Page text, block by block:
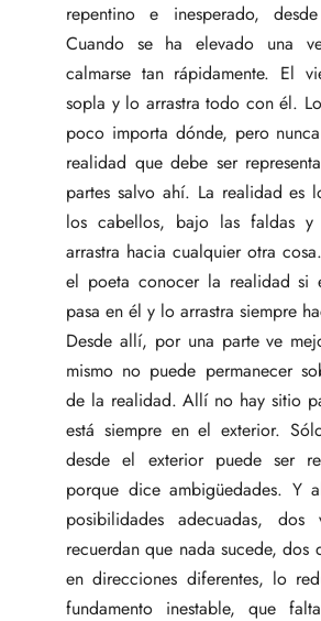
repentino e inesperado,
Cuando se ha elevado una
calmarse tan rápidamente. El
sopla y lo arrastra todo con él.
poco importa dónde, pero
realidad que debe ser
partes salvo ahí. La realidad es
los cabellos, bajo las faldas y
arrastra hacia cualquier otra
el poeta conocer la realidad si
pasa en él y lo arrastra siempre
Desde allí, por una parte ve
mismo no puede permanecer
de la realidad. Allí no hay sitio
está siempre en el exterior.
desde el exterior puede ser
porque dice ambigüedades. Y
posibilidades adecuadas, dos
recuerdan que nada sucede, dos
en direcciones diferentes, lo
fundamento inestable, que